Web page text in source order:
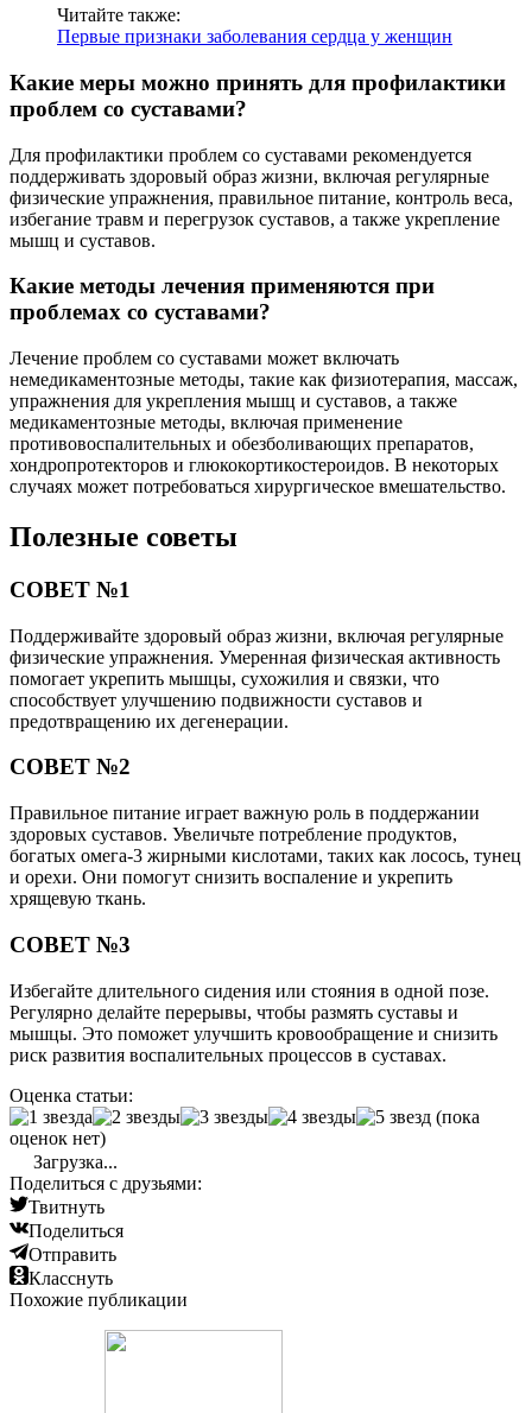
Читайте также:
Первые признаки заболевания сердца у женщин
Какие меры можно принять для профилактики
проблем со суставами?
Для профилактики проблем со суставами рекомендуется
поддерживать здоровый образ жизни, включая регулярные
физические упражнения, правильное питание, контроль веса,
избегание травм и перегрузок суставов, а также укрепление
мышц и суставов.
Какие методы лечения применяются при
проблемах со суставами?
Лечение проблем со суставами может включать
немедикаментозные методы, такие как физиотерапия, массаж,
упражнения для укрепления мышц и суставов, а также
медикаментозные методы, включая применение
противовоспалительных и обезболивающих препаратов,
хондропротекторов и глюкокортикостероидов. В некоторых
случаях может потребоваться хирургическое вмешательство.
Полезные советы
СОВЕТ №1
Поддерживайте здоровый образ жизни, включая регулярные
физические упражнения. Умеренная физическая активность
помогает укрепить мышцы, сухожилия и связки, что
способствует улучшению подвижности суставов и
предотвращению их дегенерации.
СОВЕТ №2
Правильное питание играет важную роль в поддержании
здоровых суставов. Увеличьте потребление продуктов,
богатых омега-3 жирными кислотами, таких как лосось, тунец
и орехи. Они помогут снизить воспаление и укрепить
хрящевую ткань.
СОВЕТ №3
Избегайте длительного сидения или стояния в одной позе.
Регулярно делайте перерывы, чтобы размять суставы и
мышцы. Это поможет улучшить кровообращение и снизить
риск развития воспалительных процессов в суставах.
Оценка статьи:
(пока
оценок нет)
Загрузка...
Поделиться с друзьями:
Твитнуть
Поделиться
Отправить
Класснуть
Похожие публикации